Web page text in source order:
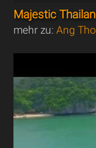
Majestic
mehr zu:Ang